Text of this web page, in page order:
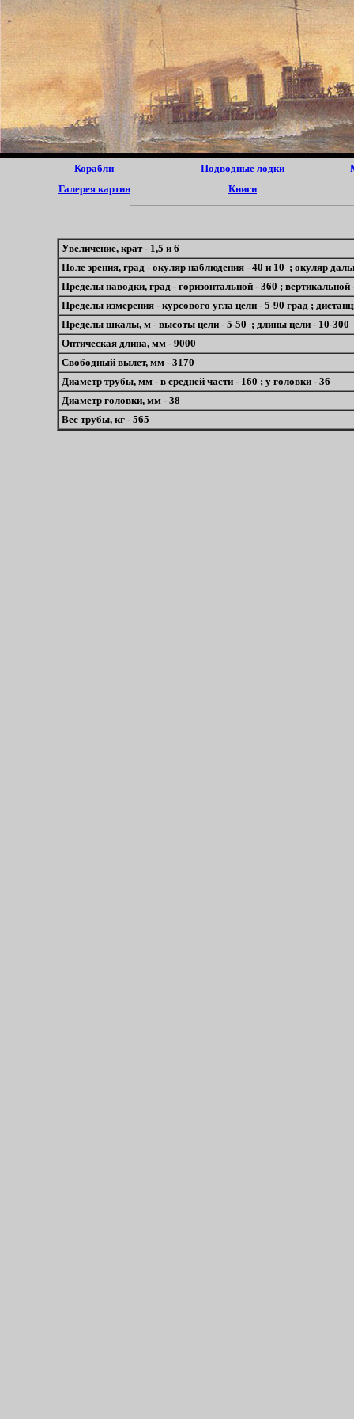
Корабли Подводные лодки
Галерея картин
Книги
Увеличение, крат - 1,5 и 6
Поле зрения, град - окуляр наблюдения - 40 и 10 ; окуляр
Пределы наводки, град - горизонтальной - 360 ; вертикальной
Пределы измерения - курсового угла цели - 5-90 град ;
Пределы шкалы, м - высоты цели - 5-50 ; длины цели - 10-300
Оптическая длина, мм - 9000
Свободный вылет, мм - 3170
Диаметр трубы, мм - в средней части - 160 ; у головки - 36
Диаметр головки, мм - 38
Вес трубы, кг - 565